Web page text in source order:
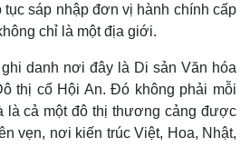
sáp nhập đơn vị hành chính cấp
chỉ là một địa giới.
danh nơi đây là Di sản Văn hóa
thị cổ Hội An. Đó không phải mỗi
là cả một đô thị thương cảng được
vẹn, nơi kiến trúc Việt, Hoa, Nhật,